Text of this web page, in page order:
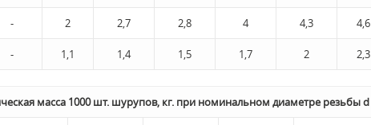
- 2 2,7 2,8 4 4,3 4,6
- 1,1 1,4 1,5 1,7 2 2,3
масса 1000 шт. шурупов, кг. при номинальном диаметре резьбы d